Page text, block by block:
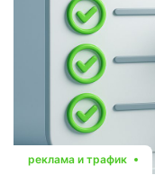
реклама и трафик